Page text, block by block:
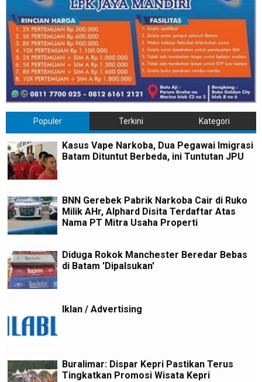
Populer Terkini Kategori
Kasus Vape Narkoba, Dua Pegawai Imigrasi
Batam Dituntut Berbeda, ini Tuntutan JPU
BNN Gerebek Pabrik Narkoba Cair di Ruko
Milik AHr, Alphard Disita Terdaftar Atas
Nama PT Mitra Usaha Properti
Diduga Rokok Manchester Beredar Bebas
di Batam 'Dipalsukan'
Iklan / Advertising
Buralimar: Dispar Kepri Pastikan Terus
Tingkatkan Promosi Wisata Kepri